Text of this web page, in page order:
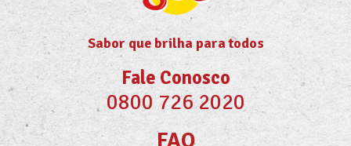
Sabor que brilha para todos
Fale Conosco
0800 726 2020
FAQ